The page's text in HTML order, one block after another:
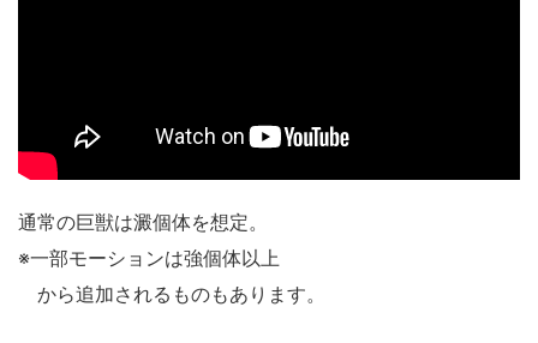
通常の巨獣は澱個体を想定。
※一部モーションは強個体以上
から追加されるものもあります。